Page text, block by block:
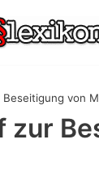
von
zur